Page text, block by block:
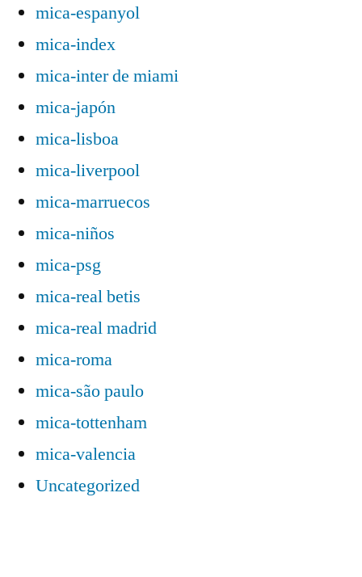
mica-espanyol
mica-index
mica-inter de miami
mica-japón
mica-lisboa
mica-liverpool
mica-marruecos
mica-niños
mica-psg
mica-real betis
mica-real madrid
mica-roma
mica-são paulo
mica-tottenham
mica-valencia
Uncategorized